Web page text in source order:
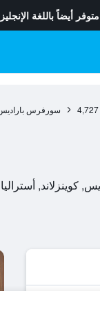
متوفر أيضاً باللغة
4,727 سورفرس